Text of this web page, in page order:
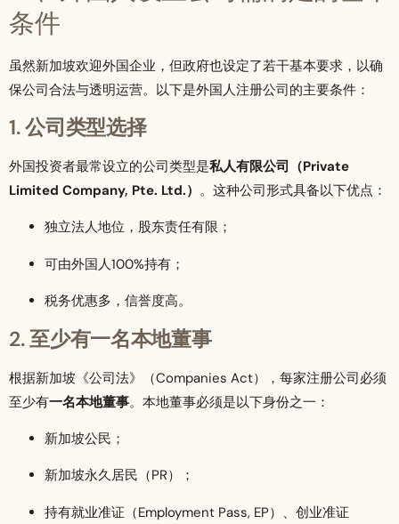
条件
虽然新加坡欢迎外国企业，但政府也设定了若干基本要求，以确
保公司合法与透明运营。以下是外国人注册公司的主要条件：
1. 公司类型选择
外国投资者最常设立的公司类型是私人有限公司（Private
Limited Company, Pte. Ltd.） 。这种公司形式具备以下优点：
独立法人地位，股东责任有限；
可由外国人100%持有；
税务优惠多，信誉度高。
2. 至少有一名本地董事
根据新加坡《公司法》（Companies Act），每家注册公司必须
至少有一名本地董事。本地董事必须是以下身份之一：
新加坡公民；
新加坡永久居民（PR）；
持有就业准证（Employment Pass, EP）、创业准证